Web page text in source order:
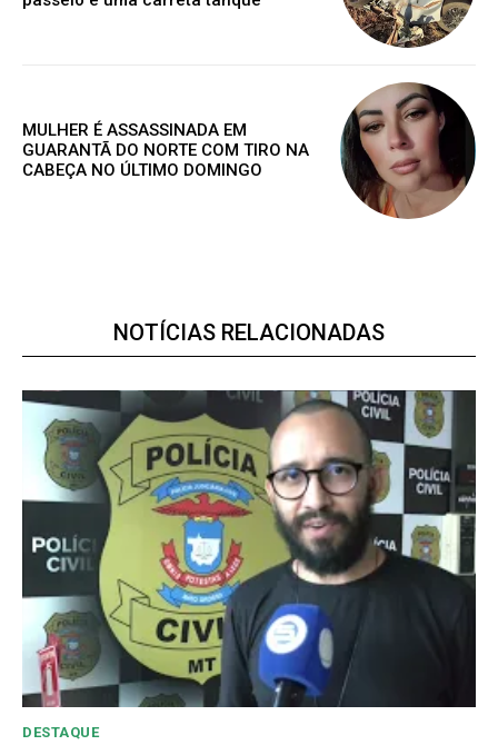
Grátis
/ para sempre
Acesso as notícias publicas
ESCOLHA O PLANO
Premium
R$ 100 / ano
Acesso as notícias publicas
Acesso a comentários
Notícias exclusivas
MULHER É ASSASSINADA EM
GUARANTÃ DO NORTE COM TIRO NA
CABEÇA NO ÚLTIMO DOMINGO
NOTÍCIAS RELACIONADAS
DESTAQUE